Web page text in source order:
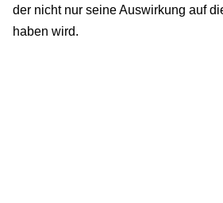
der nicht nur seine Auswirkung auf
haben wird.